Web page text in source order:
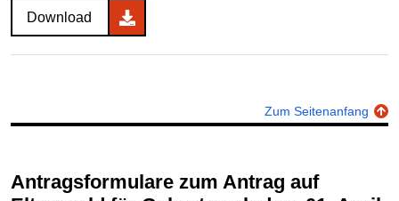
Download
Zum Seitenanfang
Antragsformulare zum Antrag auf